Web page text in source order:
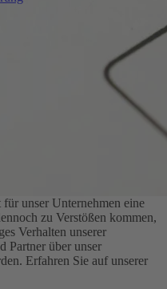
unser Unternehmen eine
zu Verstößen kommen,
Verhalten unserer
Partner über unser
Erfahren Sie auf unserer